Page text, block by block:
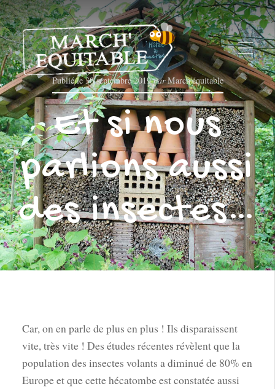
Publié le30 septembre 2019parMarch'équitable
Et si nous
parlions aussi
des insectes…
Car, on en parle de plus en plus ! Ils disparaissent
vite, très vite ! Des études récentes révèlent que la
population des insectes volants a diminué de 80% en
Europe et que cette hécatombe est constatée aussi